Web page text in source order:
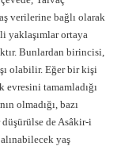
verilerine bağlı olarak
yaklaşımlar ortaya
Bunlardan birincisi,
olabilir. Eğer bir kişi
tamamladığı
olmadığı, bazı
düşürülse de Asâkir-i
yaş